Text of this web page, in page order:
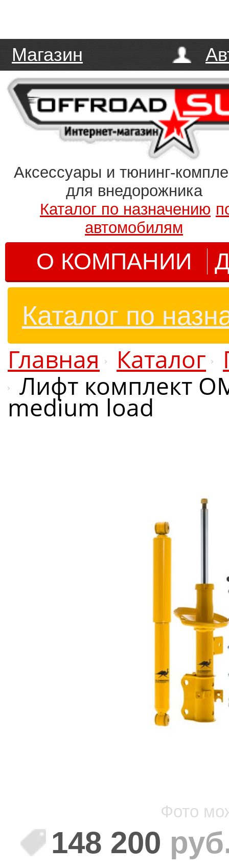
Магазин
Аксессуары и тюнинг-
для внедорожника
Каталог по назначению
автомобилям
О КОМПАНИИ
Каталог по
Главная Каталог
Лифт комплект
medium load
148 200
Фото